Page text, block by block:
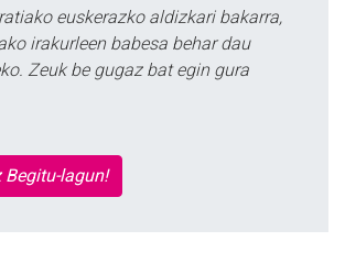
euskerazko aldizkari bakarra,
irakurleen babesa behar dau
Zeuk be gugaz bat egin gura
Begitu-lagun!